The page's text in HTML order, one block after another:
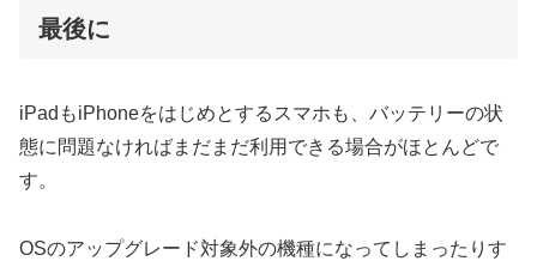
最後に
iPadもiPhoneをはじめとするスマホも、バッテリーの状
態に問題なければまだまだ利用できる場合がほとんどで
す。
OSのアップグレード対象外の機種になってしまったりす